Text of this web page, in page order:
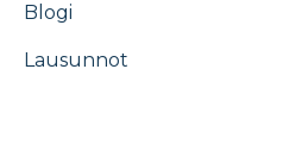
Blogi
Lausunnot